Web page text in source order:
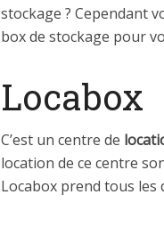
stockage ? Cependant
box de stockage pour
Locabox
C’est un centre de
location de ce centre
Locabox prend tous